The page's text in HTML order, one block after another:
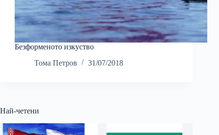
Безформеното изкуство
Тома Петров
31/07/2018
Най-четени